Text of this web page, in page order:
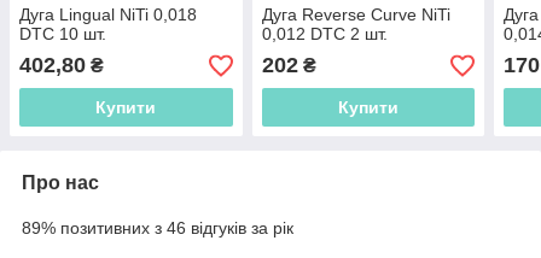
Дуга Lingual NiTi 0,018
DTC 10 шт.
402,80 ₴
Купити
Дуга Reverse Curve NiTi
0,012 DTC 2 шт.
202₴
Купити
Про нас
89% позитивних з 46 відгуків за рік